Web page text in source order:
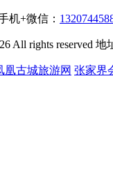
机+微信：
All rights reserved
凰古城旅游网 张家界